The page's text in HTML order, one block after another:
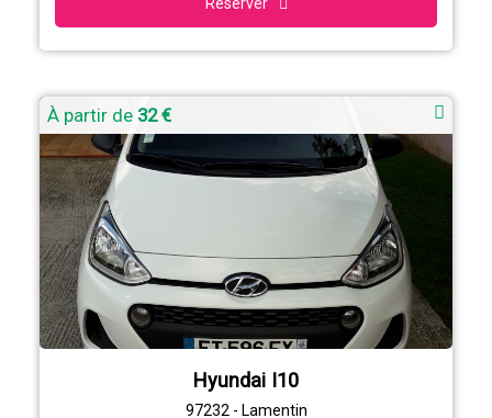
À partir de 32 €
Hyundai I10
97232 - Lamentin